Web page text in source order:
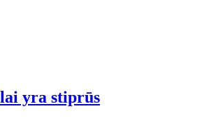
yra stiprūs